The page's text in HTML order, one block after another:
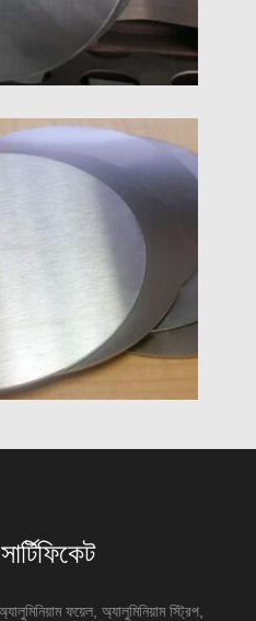
সার্কেল ডিস্ক
একটি উচ্চ অ্যালুমিনিয়াম
ব্যবহৃত মিশ্রণ এবং তুলনামূলকভাবে
সার্কেল
গভীর অঙ্কন এবং স্পিনিং গুণমান
ব্যবহৃত হয়, বাতি, ট্রাফিক দিক
ফয়েল, অ্যালুমিনিয়াম স্ট্রিপ,